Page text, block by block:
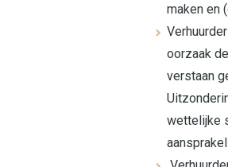
maken en
oorzaak
verstaan
wettelijke